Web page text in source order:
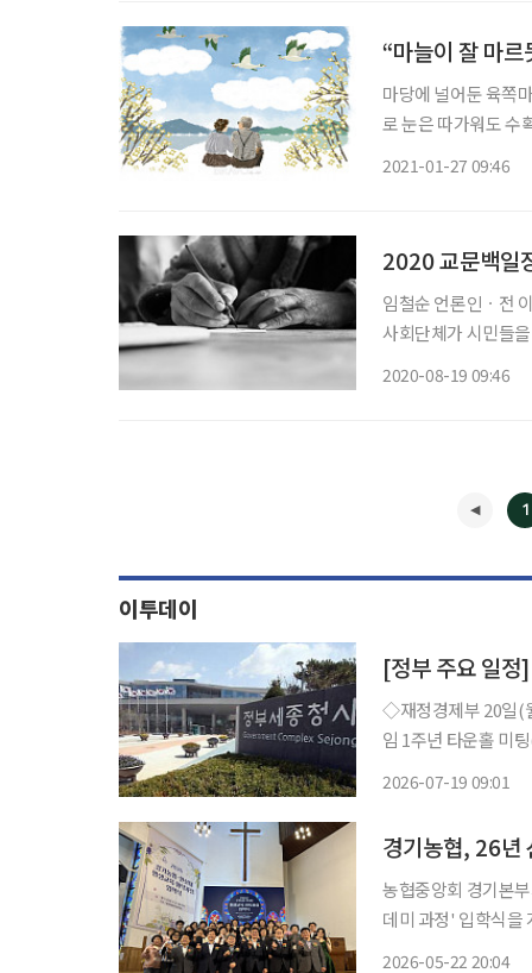
“마늘이 잘 마
마당에 널어둔 육쪽
로 눈은 따가워도 수
2021-01-27 09:46
2020 교문백일
임철순 언론인ㆍ전 이투데이 주필 요즘도 백일장(白日
사회단체가 시민들
2020-08-19 09:46
1
이투데이
[정부 주요 일
◇재정경제부 20일(월) △경제부총리 08:45 대외경제장관회의(세종청사), 13:30 부총리 취
임 1주년 타운홀 미팅(비공개) △제 271차 대외경제장관회의
2026-07-19 09:01
농협중앙회 경기본
데미 과정' 입학식을
2026-05-22 20:04